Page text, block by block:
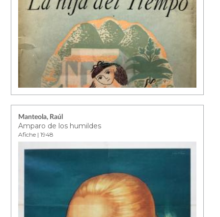
Manteola, Raúl
Amparo de los humildes
Afiche | 1948